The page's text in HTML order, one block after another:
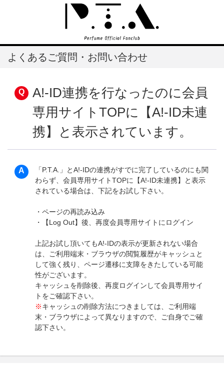
よくあるご質問・お問い合わせ
A!-ID連携を行なったのに会員
専用サイトTOPに【A!-ID未連
携】と表示されています。
「P.T.A.」とA!-IDの連携がすでに完了しているのにも関
わらず、会員専用サイトTOPに【A!-ID未連携】と表示
されている場合は、下記をお試し下さい。
・ページの再読み込み
・【Log Out】後、再度会員専用サイトにログイン
上記お試し頂いてもA!-IDの表示が更新されない場合
は、ご利用端末・ブラウザの閲覧履歴がキャッシュと
して強く残り、ページ遷移に支障をきたしている可能
性がございます。
キャッシュを削除後、再度ログインして会員専用サイ
トをご確認下さい。
※キャッシュの削除方法につきましては、ご利用端
末・ブラウザによって異なりますので、ご自身でご確
認下さい。